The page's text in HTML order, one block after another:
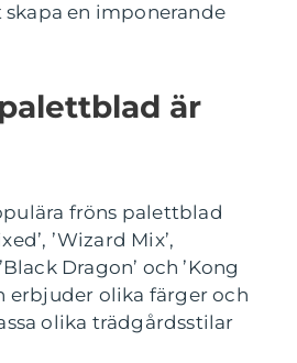
en imponerande
är
fröns palettblad
’Wizard Mix’,
Dragon’ och ’Kong
erbjuder olika färger och
olika trädgårdsstilar